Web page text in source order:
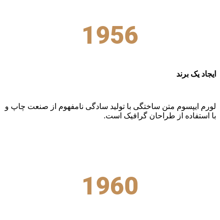
1956
ایجاد یک برند
لورم ایپسوم متن ساختگی با تولید سادگی نامفهوم از صنعت چاپ و
با استفاده از طراحان گرافیک است.
1960